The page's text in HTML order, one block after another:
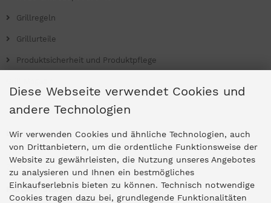
Grillregeln
Grillurteile
Produktsicherheit und Produktpflege
Ladengeschäfte
Zentrale Idar-Oberstein
Partner-Stores
Diese Webseite verwendet Cookies und
andere Technologien
Wir verwenden Cookies und ähnliche Technologien, auch
von Drittanbietern, um die ordentliche Funktionsweise der
Website zu gewährleisten, die Nutzung unseres Angebotes
zu analysieren und Ihnen ein bestmögliches
Einkaufserlebnis bieten zu können. Technisch notwendige
Cookies tragen dazu bei, grundlegende Funktionalitäten